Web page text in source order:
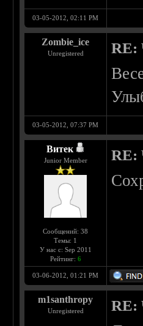
03-05-2012, 02:11 PM
Zombie_ice
Unregistered RE:
03-05-2012, 07:37 PM
Витек
Junior Member
Сообщений: 38
Темы: 1
У нас с: Sep 2011
Рейтинг: 6
RE:
03-06-2012, 01:21 PM
m1santhropy
Unregistered RE: